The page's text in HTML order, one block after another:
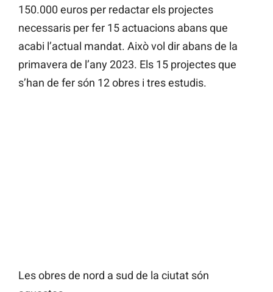
150.000 euros per redactar els projectes
necessaris per fer 15 actuacions abans que
acabi l’actual mandat. Això vol dir abans de la
primavera de l’any 2023. Els 15 projectes que
s’han de fer són 12 obres i tres estudis.
Les obres de nord a sud de la ciutat són